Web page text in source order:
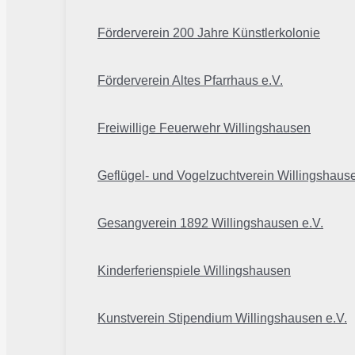
Förderverein 200 Jahre Künstlerkolonie
Förderverein Altes Pfarrhaus e.V.
Freiwillige Feuerwehr Willingshausen
Geflügel- und Vogelzuchtverein
Gesangverein 1892 Willingshausen e.V.
Kinderferienspiele Willingshausen
Kunstverein Stipendium Willingshausen e.V.